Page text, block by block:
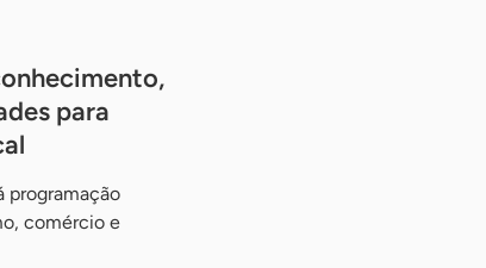
para
programação
comércio e